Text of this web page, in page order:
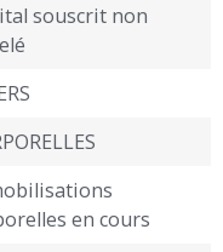
souscrit non
en cours